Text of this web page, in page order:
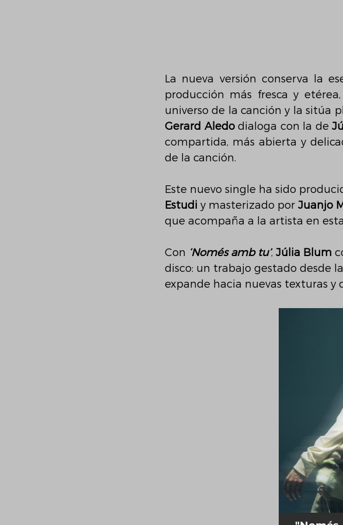
La nueva versión conserva la
producción más fresca y
Gerard Aledo dialoga con la de
compartida, más abierta y
de la canción.
Este nuevo single ha sido
Estudi y masterizado por Juanjo
que acompaña a la artista en
Con ‘Només amb tu’, Júlia Blum
disco: un trabajo gestado desde
expande hacia nuevas texturas y